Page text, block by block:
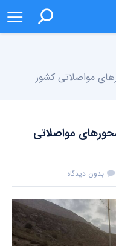
مواصلاتی کشور
مواصلاتی
بدون دیدگاه